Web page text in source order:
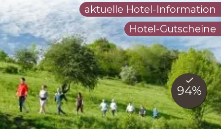
aktuelle Hotel-Information
Hotel-Gutscheine